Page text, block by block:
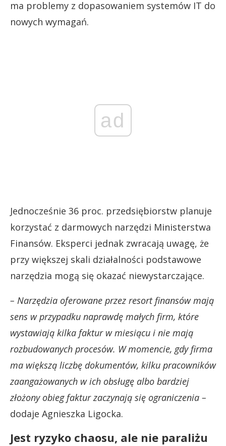
ma problemy z dopasowaniem systemów IT do
nowych wymagań.
ad
Jednocześnie 36 proc. przedsiębiorstw planuje
korzystać z darmowych narzędzi Ministerstwa
Finansów. Eksperci jednak zwracają uwagę, że
przy większej skali działalności podstawowe
narzędzia mogą się okazać niewystarczające.
– Narzędzia oferowane przez resort finansów mają
sens w przypadku naprawdę małych firm, które
wystawiają kilka faktur w miesiącu i nie mają
rozbudowanych procesów. W momencie, gdy firma
ma większą liczbę dokumentów, kilku pracowników
zaangażowanych w ich obsługę albo bardziej
złożony obieg faktur zaczynają się ograniczenia –
dodaje Agnieszka Ligocka.
Jest ryzyko chaosu, ale nie paraliżu